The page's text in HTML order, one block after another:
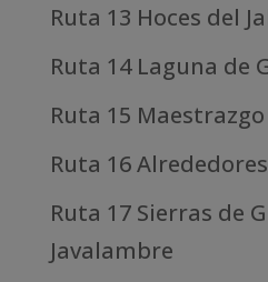
Ruta 13 Hoces del
Ruta 14 Laguna de
Ruta 15 Maestrazgo
Ruta 16
Ruta 17 Sierras de
Javalambre